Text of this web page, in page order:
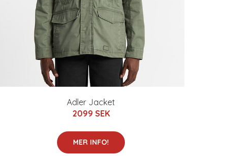
Adler Jacket
2099 SEK
MER INFO!